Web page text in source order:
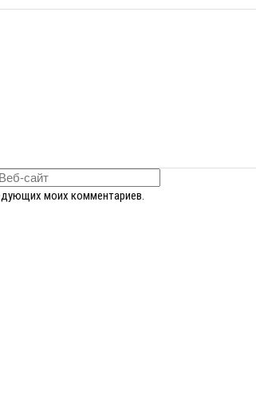
моих комментариев.